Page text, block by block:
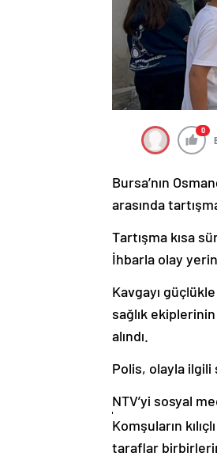
0
Bursa’nın
arasında
Tartışma kısa
İhbarla olay
Kavgayı
sağlık
alındı.
Polis, olayla
NTV’yi sosyal
Komşuların
taraflar